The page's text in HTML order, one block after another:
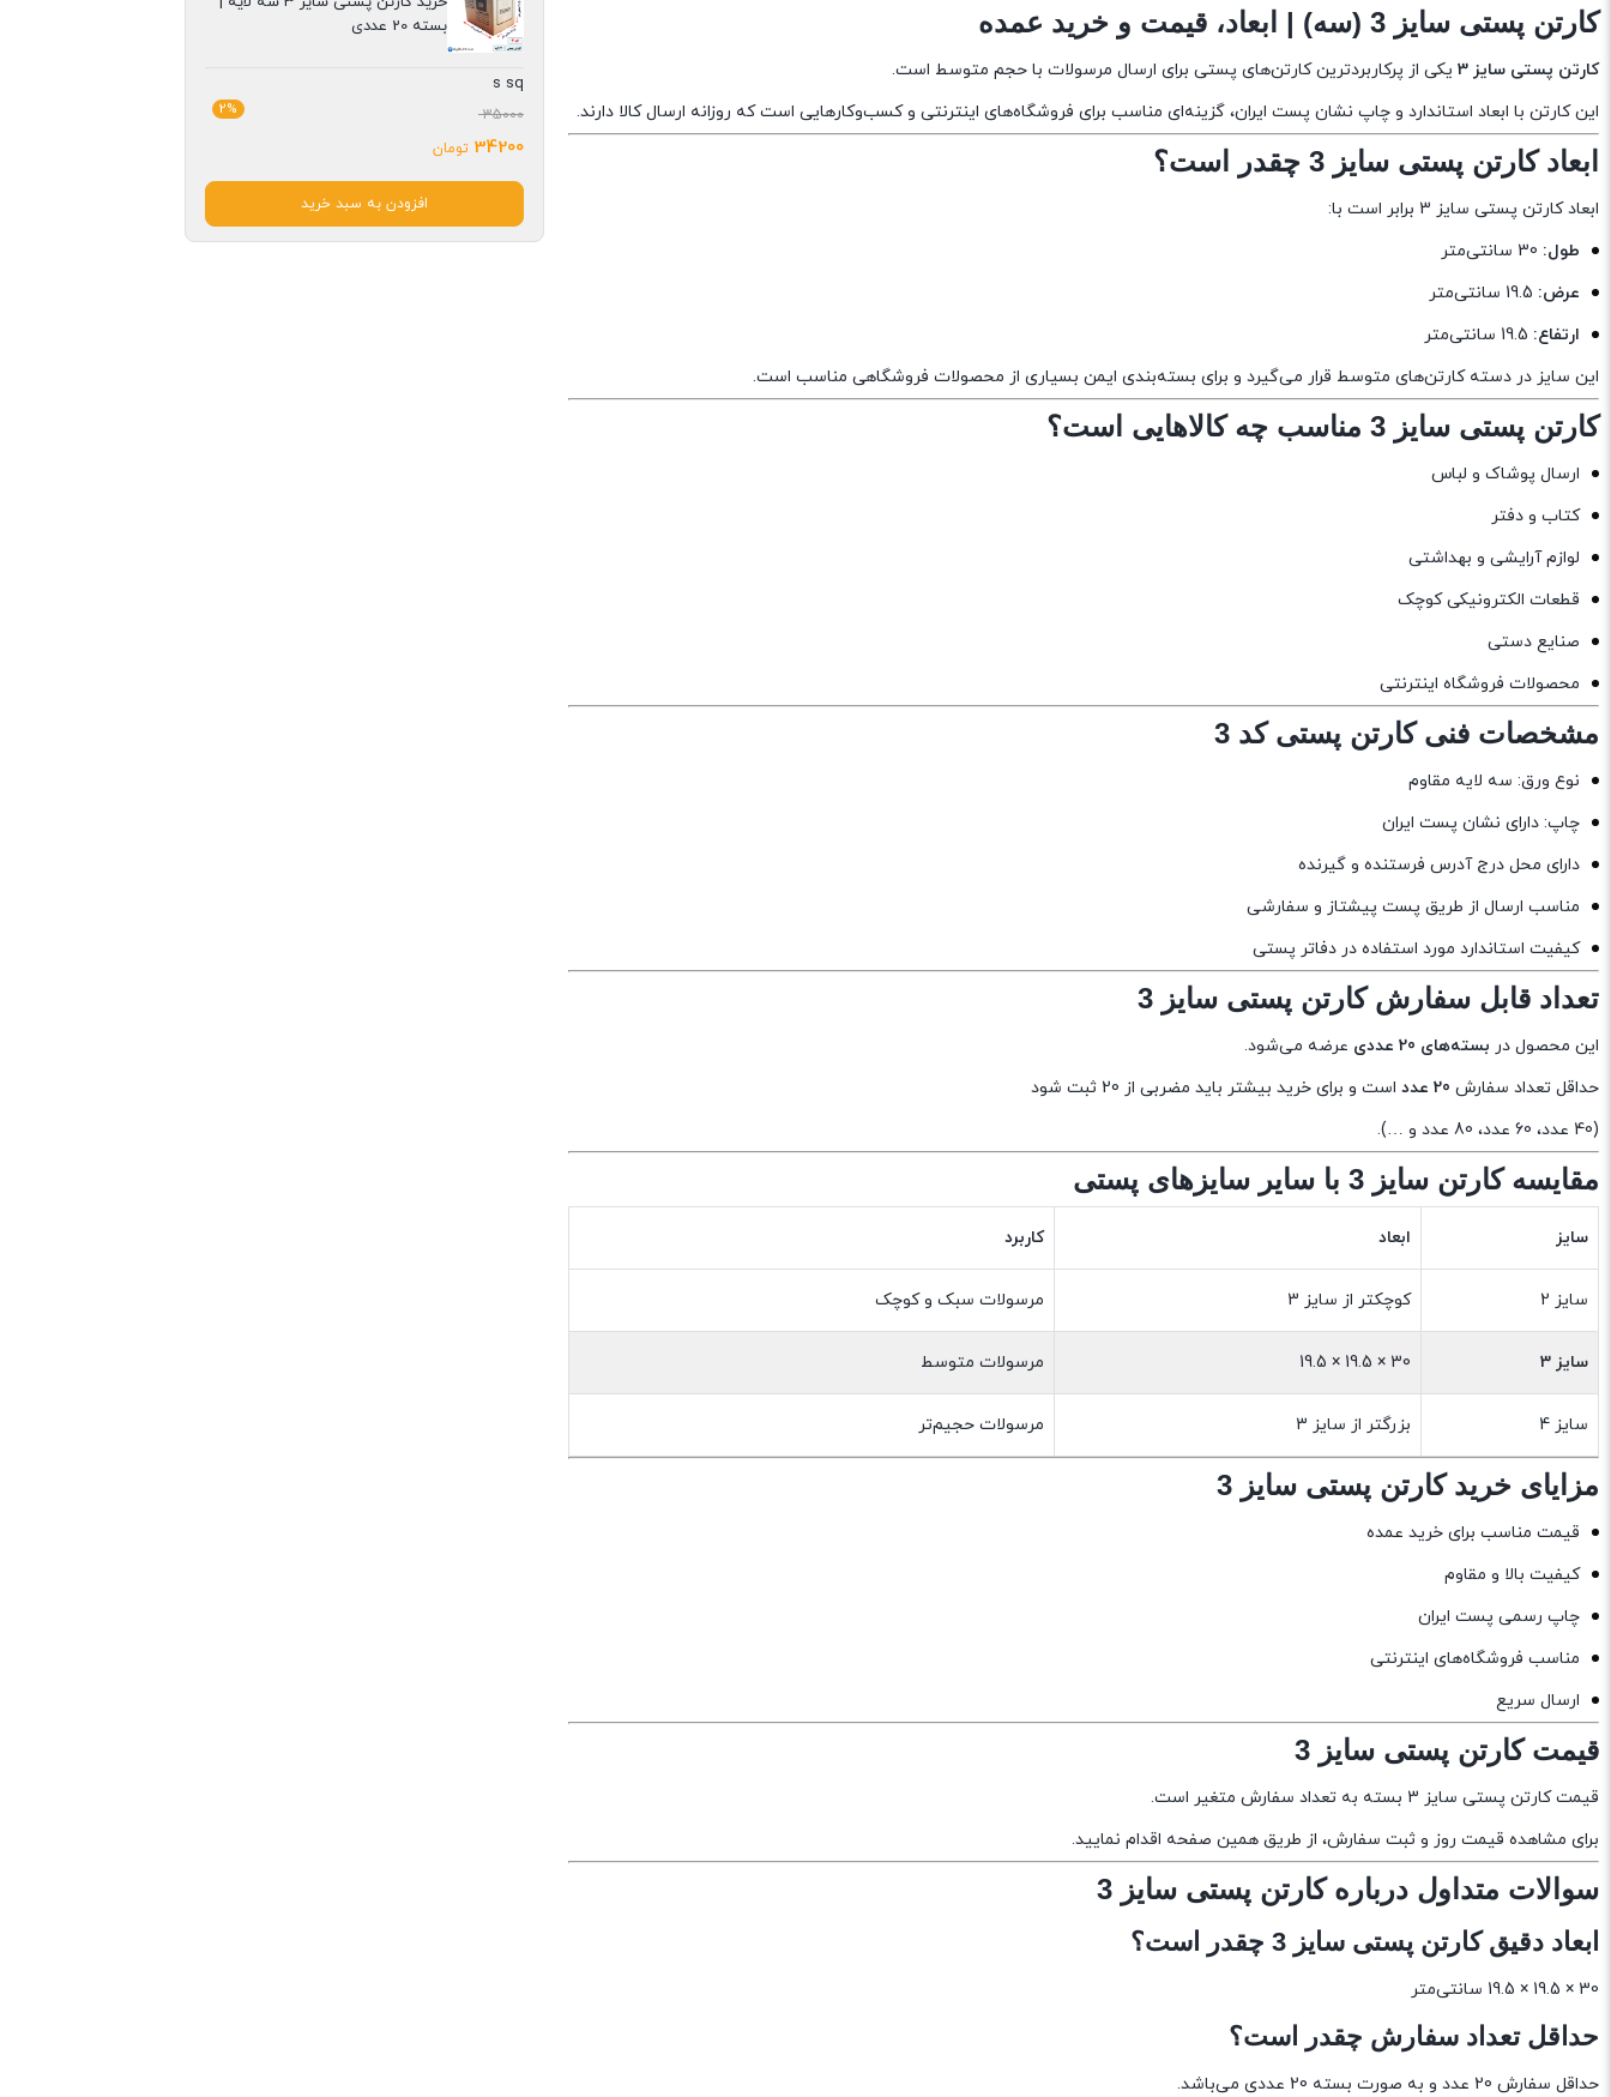
کارتن پستی سایز 3 (سه) | ابعاد، قیمت و خرید عمده
کارتن پستی سایز 3
یکی از پرکاربردترین کارتن‌های پستی برای ارسال مرسولات با حجم متوسط است.
این کارتن با ابعاد استاندارد و چاپ نشان پست ایران، گزینه‌ای مناسب برای فروشگاه‌های اینترنتی و کسب‌وکارهایی است که روزانه ارسال کالا دارند.
ابعاد کارتن پستی سایز 3 چقدر است؟
ابعاد کارتن پستی سایز 3 برابر است با:
طول:
عرض:
ارتفاع:
این سایز در دسته کارتن‌های متوسط قرار می‌گیرد و برای بسته‌بندی ایمن بسیاری از محصولات فروشگاهی مناسب است.
کارتن پستی سایز 3 مناسب چه کالاهایی است؟
ارسال پوشاک و لباس
کتاب و دفتر
لوازم آرایشی و بهداشتی
قطعات الکترونیکی کوچک
صنایع دستی
محصولات فروشگاه اینترنتی
مشخصات فنی کارتن پستی کد 3
نوع ورق: سه لایه مقاوم
چاپ: دارای نشان پست ایران
دارای محل درج آدرس فرستنده و گیرنده
مناسب ارسال از طریق پست پیشتاز و سفارشی
کیفیت استاندارد مورد استفاده در دفاتر پستی
تعداد قابل سفارش کارتن پستی سایز 3
این محصول در بسته‌های 20 عددی
عرضه می‌شود.
حداقل تعداد سفارش 20 عدد
است و برای خرید بیشتر باید مضربی از 20 ثبت شود
(40 عدد، 60 عدد، 80 عدد و …).
مقایسه کارتن سایز 3 با سایر سایزهای پستی
سایز ابعاد کاربرد
سایز 2 کوچکتر از سایز 3 مرسولات سبک و کوچک
سایز 3 30 × 19.5 × 19.5 مرسولات متوسط
سایز 4 بزرگتر از سایز 3 مرسولات حجیم‌تر
مزایای خرید کارتن پستی سایز 3
قیمت مناسب برای خرید عمده
کیفیت بالا و مقاوم
چاپ رسمی پست ایران
مناسب فروشگاه‌های اینترنتی
ارسال سریع
قیمت کارتن پستی سایز 3
قیمت کارتن پستی سایز 3 بسته به تعداد سفارش متغیر است.
برای مشاهده قیمت روز و ثبت سفارش، از طریق همین صفحه اقدام نمایید.
سوالات متداول درباره کارتن پستی سایز 3
ابعاد دقیق کارتن پستی سایز 3 چقدر است؟
30 × 19.5 × 19.5 سانتی‌متر
حداقل تعداد سفارش چقدر است؟
حداقل سفارش 20 عدد و به صورت بسته 20 عددی می‌باشد.
بسته 20 عددی
s sq
2% 35000
34200 تومان
افزودن به سبد خرید